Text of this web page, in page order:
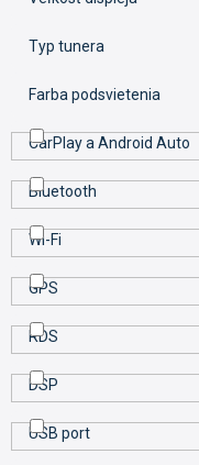
oTyp tunera
Farba podsvietenia
CarPlay a Android Auto
Bluetooth
Wi-Fi
GPS
RDS
DSP
USB port